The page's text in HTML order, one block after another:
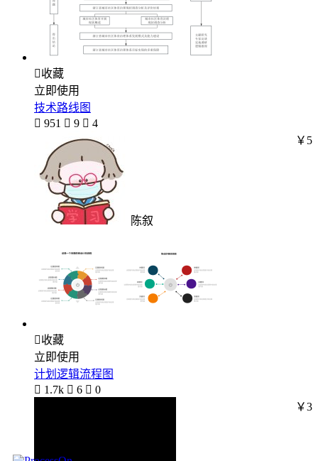
收藏
立即使用
技术路线图
 951  9  4
陈叙
￥5
收藏
立即使用
计划逻辑流程图
 1.7k  6  0
￥3